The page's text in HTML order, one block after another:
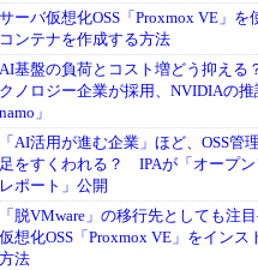
サーバ仮想化OSS「Proxmox VE」を
コンテナを作成する方法
AI基盤の負荷とコスト増どう抑え
クノロジー企業が採用、NVIDIAの推
namo」
「AI活用が進む企業」ほど、OSS管
足をすくわれる？ IPAが「オープン
レポート」公開
「脱VMware」の移行先としても
仮想化OSS「Proxmox VE」をインス
方法